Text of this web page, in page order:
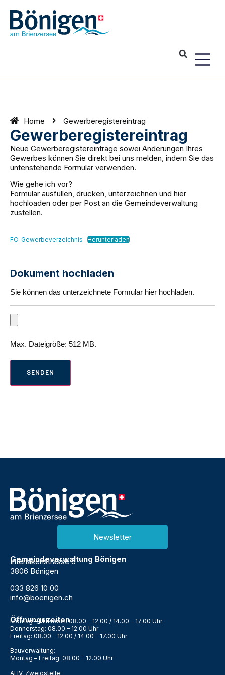
Home Gewerberegister­eintrag
Gewerberegister­eintrag
Neue Gewerberegistereinträge sowei Änderungen Ihres
Gewerbes können Sie direkt bei uns melden, indem Sie das
untenstehende Formular verwenden.
Wie gehe ich vor?
Formular ausfüllen, drucken, unterzeichnen und hier
hochloaden oder per Post an die Gemeindeverwaltung
zustellen.
FO_Gewerbeverzeichnis Herunterladen
Dokument hochladen
Sie können das unterzeichnete Formular hier hochladen.
D
a
e
i
Max. Dateigröße: 512 MB.
SENDEN
Newsletter
Gemeindeverwaltung Bönigen
Interlakenstrasse 6
3806 Bönigen
033 826 10 00
info@boenigen.ch
Öffnungszeiten
Montag – Mittwoch: 08.00 – 12.00 / 14.00 – 17.00 Uhr
Donnerstag: 08.00 – 12.00 Uhr
Freitag: 08.00 – 12.00 / 14.00 – 17.00 Uhr
Bauverwaltung:
Montag – Freitag: 08.00 – 12.00 Uhr
AHV-Zweigstelle: